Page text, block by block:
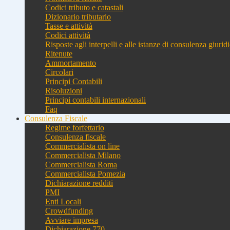
Codici tributo e catastali
Dizionario tributario
Tasse e attività
Codici attività
Risposte agli interpelli e alle istanze di consulenza
Ritenute
Ammortamento
Circolari
Principi Contabili
Risoluzioni
Principi contabili internazionali
Faq
Consulenza Fiscale
Regime forfettario
Consulenza fiscale
Commercialista on line
Commercialista Milano
Commercialista Roma
Commercialista Pomezia
Dichiarazione redditi
PMI
Enti Locali
Crowdfunding
Avviare impresa